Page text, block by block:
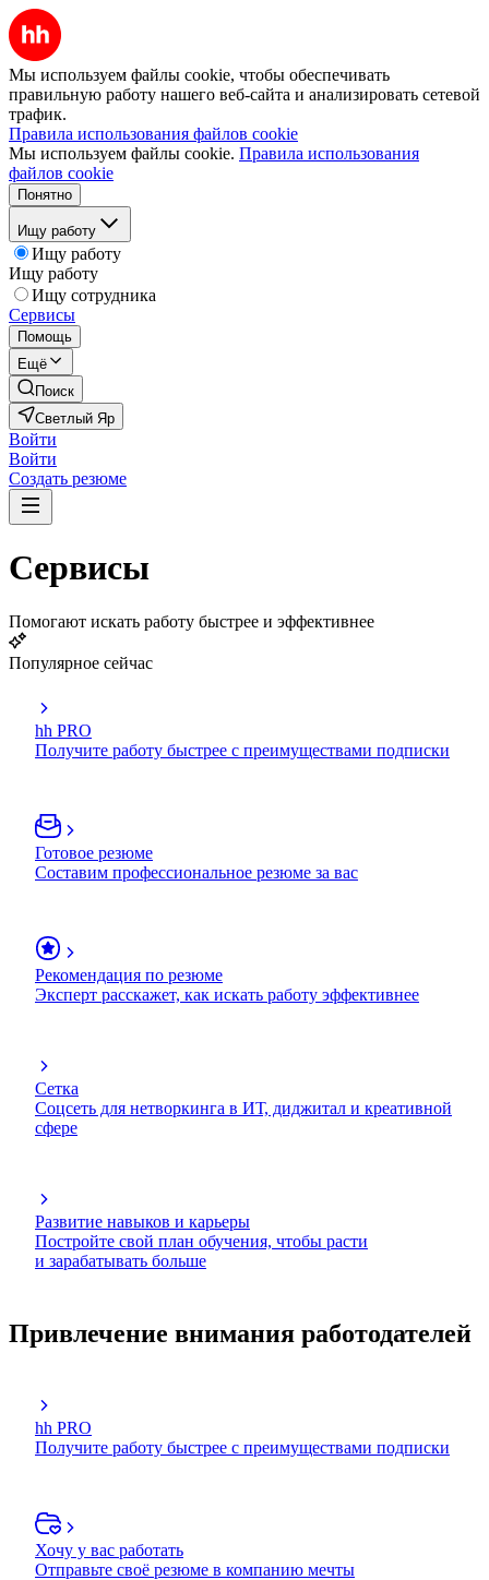
Мы используем файлы cookie, чтобы обеспечивать
правильную работу нашего веб-сайта и анализировать сетевой
трафик.
Правила использования файлов cookie
Мы используем файлы cookie. Правила использования
файлов cookie
Понятно
Ищу работу
Ищу работу
Ищу работу
Ищу сотрудника
Сервисы
Помощь
Ещё
Поиск
Светлый Яр
Войти
Войти
Создать резюме
Сервисы
Помогают искать работу быстрее и эффективнее
Популярное сейчас
hh PRO
Получите работу быстрее с преимуществами подписки
Готовое резюме
Составим профессиональное резюме за вас
Рекомендация по резюме
Эксперт расскажет, как искать работу эффективнее
Сетка
Соцсеть для нетворкинга в ИТ, диджитал и креативной
сфере
Развитие навыков и карьеры
Постройте свой план обучения, чтобы расти
и зарабатывать больше
Привлечение внимания работодателей
hh PRO
Получите работу быстрее с преимуществами подписки
Хочу у вас работать
Отправьте своё резюме в компанию мечты